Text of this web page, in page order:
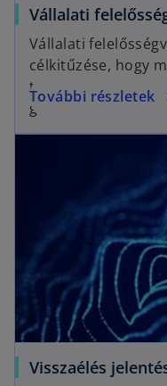
Vállalati
Vállalati
célkitűzése, hogy
tevékenységünket
gondolkodás.
További részletek
Visszaélés